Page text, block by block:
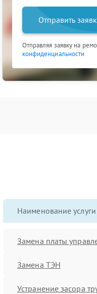
Отправить
Отправляя заявку на
конфиденциальности
Наименование услуги
Замена платы
Замена ТЭН
Устранение засора